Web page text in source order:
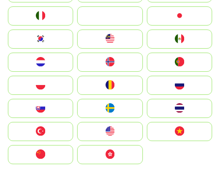
South Korea
United States
中國香港特別行政區